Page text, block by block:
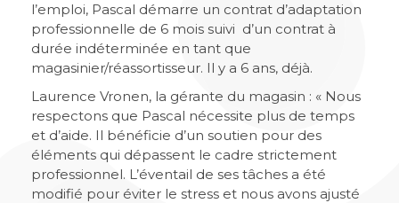
l’emploi, Pascal démarre un contrat d’adaptation
professionnelle de 6 mois suivi d’un contrat à
durée indéterminée en tant que
magasinier/réassortisseur. Il y a 6 ans, déjà.
Laurence Vronen, la gérante du magasin : « Nous
respectons que Pascal nécessite plus de temps
et d’aide. Il bénéficie d’un soutien pour des
éléments qui dépassent le cadre strictement
professionnel. L’éventail de ses tâches a été
modifié pour éviter le stress et nous avons ajusté